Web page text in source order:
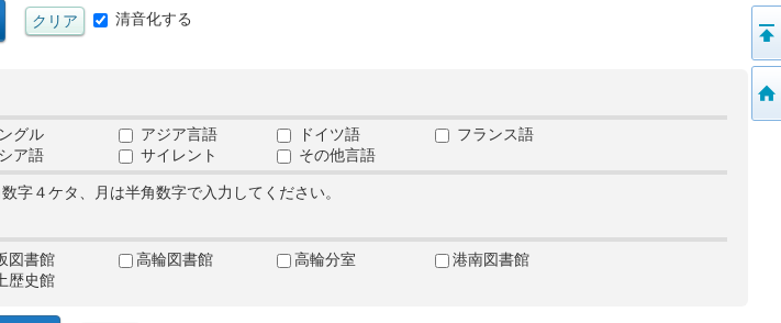
清音化する
グル アジア言語 ドイツ語
フランス語
ア語 サイレント
その他言語
字４ケタ、月は半角数字で入力してください。
図書館 高輪図書館 高輪分室
港南図書館
歴史館